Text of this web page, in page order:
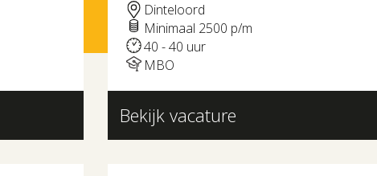
Dinteloord
Minimaal 2500 p/m
40 - 40 uur
MBO
Bekijk vacature